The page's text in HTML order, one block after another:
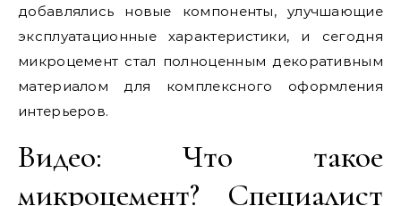
добавлялись новые компоненты, улучшающие
эксплуатационные характеристики, и сегодня
микроцемент стал полноценным декоративным
материалом для комплексного оформления
интерьеров.
Видео: Что такое
микроцемент? Специалист